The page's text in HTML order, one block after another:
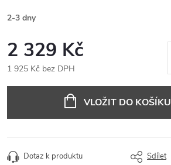
2-3 dny
2 329 Kč
1 925 Kč bez DPH
VLOŽIT DO KOŠÍKU
Dotaz k produktu Sdílet